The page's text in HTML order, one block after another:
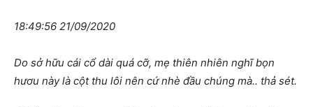
18:49:56 21/09/2020
Do sở hữu cái cổ dài quá cỡ, mẹ thiên nhiên nghĩ bọn
hươu này là cột thu lôi nên cứ nhè đầu chúng mà.. thả sét.